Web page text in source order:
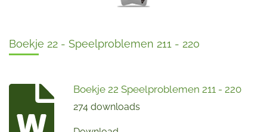
Boekje 22 - Speelproblemen 211 - 220
Boekje 22 Speelproblemen 211 - 220
274 downloads